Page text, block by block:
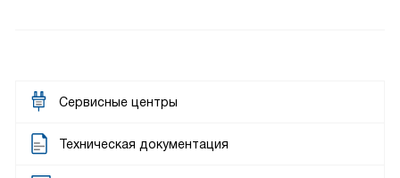
Сервисные центры
Техническая документация